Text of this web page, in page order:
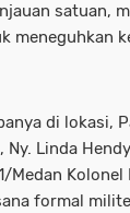
satuan,
meneguhkan
di lokasi,
Ny. Linda
Medan Kolonel
formal